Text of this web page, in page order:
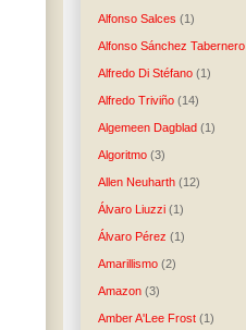
Alfonso Salces (1)
Alfonso Sánchez Tabernero
Alfredo Di Stéfano (1)
Alfredo Triviño (14)
Algemeen Dagblad (1)
Algoritmo (3)
Allen Neuharth (12)
Álvaro Liuzzi (1)
Álvaro Pérez (1)
Amarillismo (2)
Amazon (3)
Amber A'Lee Frost (1)